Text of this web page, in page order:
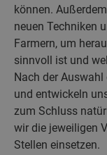
können.
neuen Techniken
Farmern, um
sinnvoll ist und
Nach der Auswahl
und entwickeln
zum Schluss
wir die jeweiligen
Stellen einsetzen.